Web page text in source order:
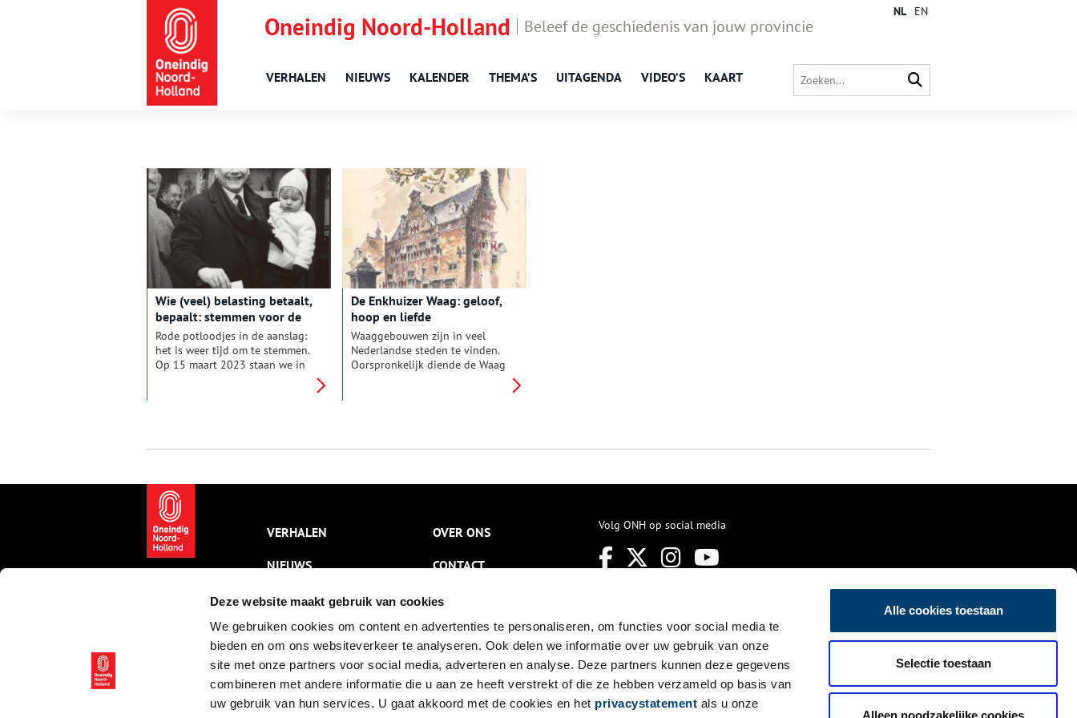
Deze website maakt gebruik van cookies
We gebruiken cookies om content en advertenties te personaliseren, om functies voor social media te
bieden en om ons websiteverkeer te analyseren. Ook delen we informatie over uw gebruik van onze
site met onze partners voor social media, adverteren en analyse. Deze partners kunnen deze gegevens
combineren met andere informatie die u aan ze heeft verstrekt of die ze hebben verzameld op basis van
uw gebruik van hun services. U gaat akkoord met de cookies en het privacystatement als u onze
Alle cookies toestaan
Selectie toestaan
Alleen noodzakelijke cookies
Oneindig Noord-Holland Beleef de geschiedenis van jouw provincie
VERHALEN NIEUWS KALENDER THEMA’S UITAGENDA VIDEO’S KAART
NL EN
Wie (veel) belasting betaalt,
bepaalt: stemmen voor de
Provinciale Staten in de 19e
eeuw
Rode potloodjes in de aanslag:
het is weer tijd om te stemmen.
Op 15 maart 2023 staan we in
dat in de tweede helft van de
De Enkhuizer Waag: geloof,
hoop en liefde
Waaggebouwen zijn in veel
Nederlandse steden te vinden.
Oorspronkelijk diende de Waag
VERHALEN
NIEUWS
KALENDER
THEMA’S
ACTIVITEITEN
VIDEO’S
OVER ONS
CONTACT
NIEUWSBRIEF
DISCLAIMER
PRIVACY
TOEGANKELIJKHEID
Volg ONH op social media